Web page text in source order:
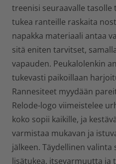
treenisi seuraavalle
tukea ranteille raskaita
napakka materiaali antaa
sitä eniten tarvitset,
vapauden. Peukalolenkin
tukevasti paikoillaan
Rannesiteet myydään
Relode-logo viimeistelee
koko sopii kaikille, ja
varmistaa mukavan ja
jälkeen. Täydellinen valinta
lisätukea, itsevarmuutta ja